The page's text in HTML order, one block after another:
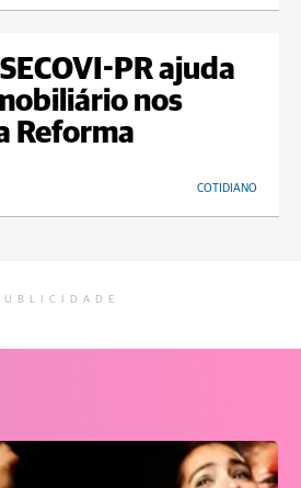
PR ajuda
nos
Reforma
COTIDIANO